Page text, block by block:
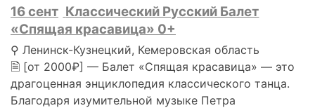
16 сент Классический Русский Балет
«Спящая красавица» 0+
⚲ Ленинск-Кузнецкий, Кемеровская область
🗎 [от 2000₽] — Балет «Спящая красавица» — это
драгоценная энциклопедия классического танца.
Благодаря изумительной музыке Петра